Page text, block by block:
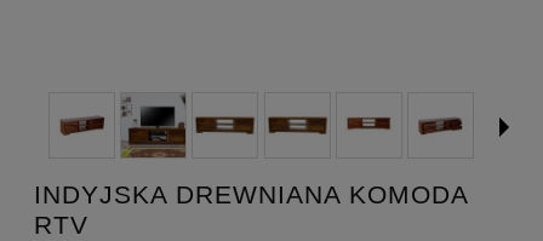
INDYJSKA DREWNIANA KOMODA
RTV